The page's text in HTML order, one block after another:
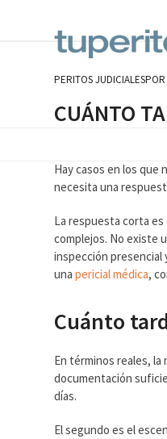
PERITOS JUDICIALESPOR
CUÁNTO
Hay casos en los que
necesita una
La respuesta corta es
complejos. No existe
inspección presencial
unapericial médica,
Cuánto
En términos reales,
documentación
días.
El segundo es el